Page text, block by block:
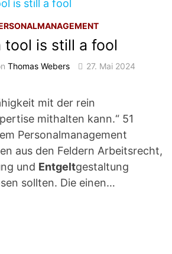
tool is still a fool
Thomas Webers
27. Mai 2024
mit der rein
mithalten kann.“ 51
Personalmanagement
aus den Feldern Arbeitsrecht,
und Entgeltgestaltung
sollten. Die einen…